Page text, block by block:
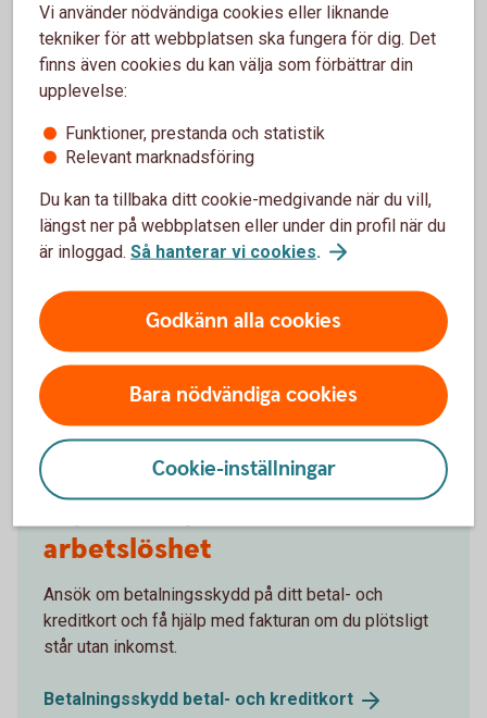
dig möjlighet till förlängd garanti och
prisskyddsgaranti om du hittar samma vara till ett
lägre ordinarie pris.
Drulleförsäkring, allriskförsäkring, prisgaranti
och förlängd garanti – våra
664659685
Skydd vid sjukdom och
arbetslöshet
Ansök om betalningsskydd på ditt betal- och
kreditkort och få hjälp med fakturan om du plötsligt
står utan inkomst.
Betalningsskydd betal- och kreditkort
Vi använder nödvändiga cookies eller liknande
tekniker för att webbplatsen ska fungera för dig. Det
finns även cookies du kan välja som förbättrar din
upplevelse:
Funktioner, prestanda och statistik
Relevant marknadsföring
Du kan ta tillbaka ditt cookie-medgivande när du vill,
längst ner på webbplatsen eller under din profil när du
är inloggad. Så hanterar vi cookies.
Godkänn alla cookies
Bara nödvändiga cookies
Cookie-inställningar